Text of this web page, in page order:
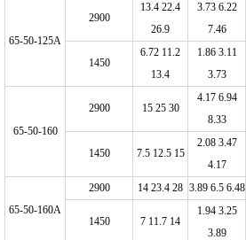
65-50-125A
2900
13.4 22.4
26.9
3.73 6.22
7.46
1450
6.72 11.2
13.4
1.86 3.11
3.73
65-50-160
2900 15 25 30
4.17 6.94
8.33
1450 7.5 12.5 15
2.08 3.47
4.17
65-50-160A
2900 14 23.4 28 3.89 6.5 6.48
1450 7 11.7 14
1.94 3.25
3.89